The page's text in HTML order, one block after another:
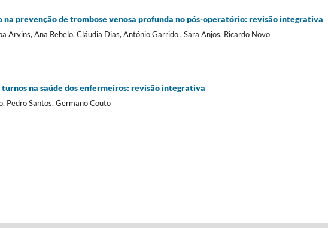
prevenção de trombose venosa profunda no pós-operatório: revisão integrativa
Arvins, Ana Rebelo, Cláudia Dias, António Garrido , Sara Anjos, Ricardo Novo
na saúde dos enfermeiros: revisão integrativa
Pedro Santos, Germano Couto